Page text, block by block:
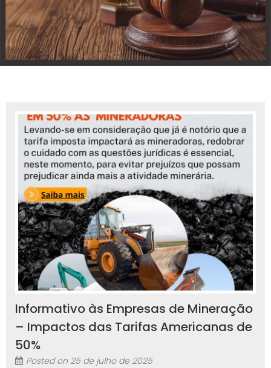
Informativo às Empresas de Mineração
– Impactos das Tarifas Americanas de
50%
Posted on 25 de julho de 2025